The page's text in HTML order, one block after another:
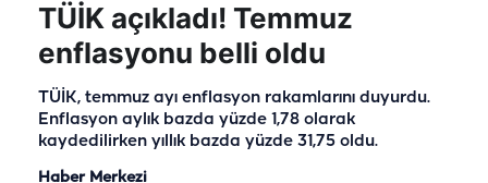
TÜİK açıkladı! Temmuz
enflasyonu belli oldu
TÜİK, temmuz ayı enflasyon rakamlarını duyurdu.
Enflasyon aylık bazda yüzde 1,78 olarak
kaydedilirken yıllık bazda yüzde 31,75 oldu.
Haber Merkezi